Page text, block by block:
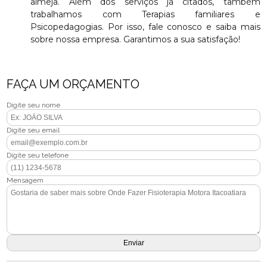
trabalhamos com Terapias familiares e
Psicopedagogias. Por isso, fale conosco e saiba mais
sobre nossa empresa. Garantimos a sua satisfação!
FAÇA UM ORÇAMENTO
Digite seu nome
Digite seu email
Digite seu telefone
Mensagem